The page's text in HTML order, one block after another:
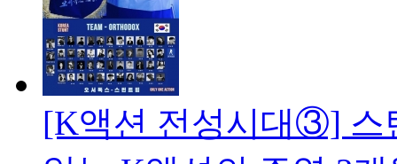
[K액션 전성시대③] 스